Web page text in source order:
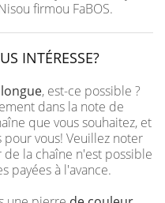
firmou FaBOS.
INTÉRESSE?
, est-ce possible ?
dans la note de
que vous souhaitez, et
vous! Veuillez noter
la chaîne n'est possible
payées à l'avance.